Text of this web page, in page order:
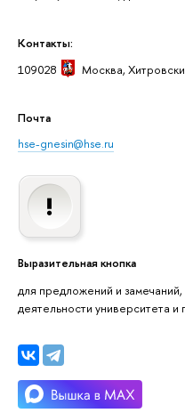
Контакты:
109028
Москва,
Почта
hse-gnesin@hse.ru
ыразительная кнопка
для предложений и
деятельности университета